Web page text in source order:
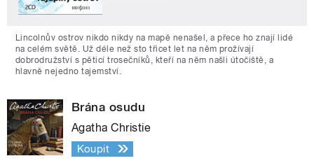
Lincolnův ostrov nikdo nikdy na mapě nenašel, a přece ho znají lidé
na celém světě. Už déle než sto třicet let na něm prožívají
dobrodružství s pěticí trosečníků, kteří na něm našli útočiště, a
hlavně nejedno tajemství.
Brána osudu
Agatha Christie
Koupit